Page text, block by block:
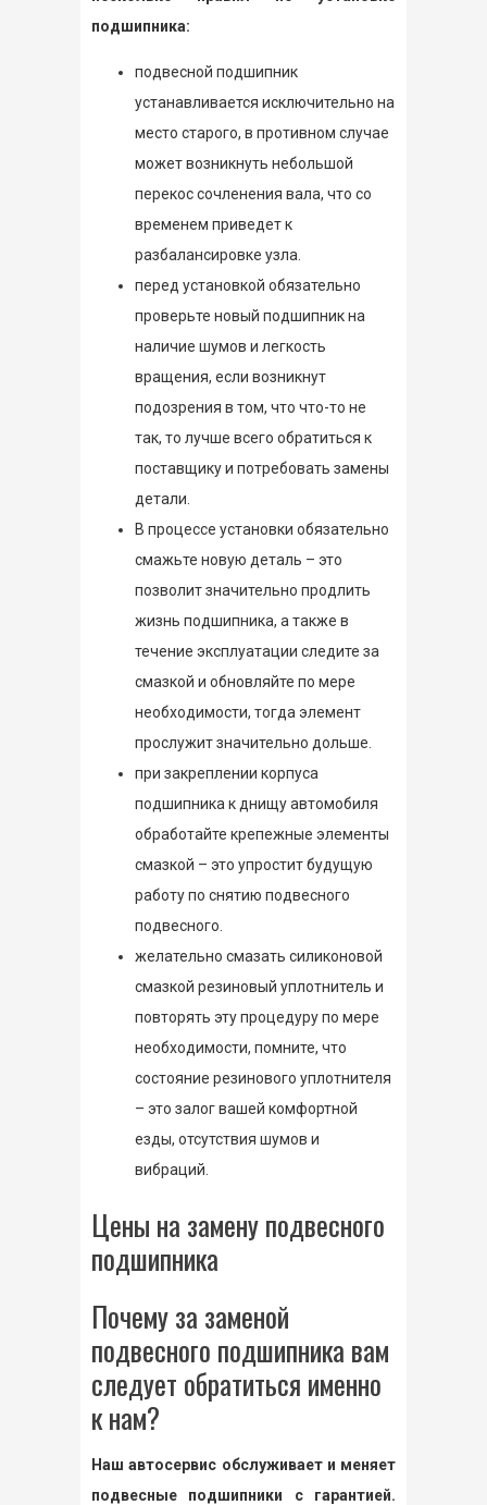
подшипника:
подвесной подшипник
устанавливается исключительно на
место старого, в противном случае
может возникнуть небольшой
перекос сочленения вала, что со
временем приведет к
разбалансировке узла.
перед установкой обязательно
проверьте новый подшипник на
наличие шумов и легкость
вращения, если возникнут
подозрения в том, что что-то не
так, то лучше всего обратиться к
поставщику и потребовать замены
детали.
В процессе установки обязательно
смажьте новую деталь – это
позволит значительно продлить
жизнь подшипника, а также в
течение эксплуатации следите за
смазкой и обновляйте по мере
необходимости, тогда элемент
прослужит значительно дольше.
при закреплении корпуса
подшипника к днищу автомобиля
обработайте крепежные элементы
смазкой – это упростит будущую
работу по снятию подвесного
подвесного.
желательно смазать силиконовой
смазкой резиновый уплотнитель и
повторять эту процедуру по мере
необходимости, помните, что
состояние резинового уплотнителя
– это залог вашей комфортной
езды, отсутствия шумов и
вибраций.
Цены на замену подвесного
подшипника
Почему за заменой
подвесного подшипника вам
следует обратиться именно
к нам?
Наш автосервис обслуживает и меняет
подвесные подшипники с гарантией.